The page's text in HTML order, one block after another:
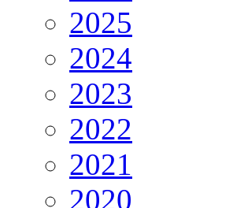
2025
2024
2023
2022
2021
2020